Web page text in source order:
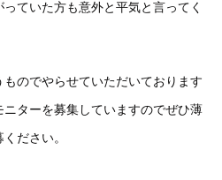
ていた方も意外と平気と言ってく
のでやらせていただいております
ターを募集していますのでぜひ薄
ださい。